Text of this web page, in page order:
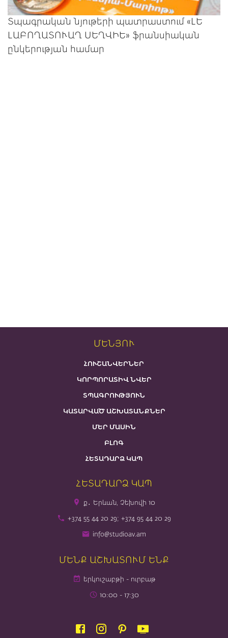
Տպագրական նյութերի պատրաստում «ԼԵ
ԼԱԲՈՂԱՏՈՒԱՂ ՍԵՂՎԻԵ» ֆրանսիական
ընկերության համար
ՄԵՆՅՈՒ
ՀՈՒՇԱՆՎԵՐՆԵՐ
ԿՈՐՊՈՐԱՏԻՎ ՆՎԵՐ
ՏՊԱԳՐՈՒԹՅՈՒՆ
ԿԱՏԱՐՎԱԾ ԱՇԽԱՏԱՆՔՆԵՐ
ՄԵՐ ՄԱՍԻՆ
ԲԼՈԳ
ՀԵՏԱԴԱՐՁ ԿԱՊ
ՀԵՏԱԴԱՐՁ ԿԱՊ
ք․ Երևան, Չեխովի 10
+374 55 44 20 29; +374 95 44 20 29
info@studioav.am
ՄԵՆՔ ԱՇԽԱՏՈՒՄ ԵՆՔ
երկուշաբթի - ուրբաթ
10։00 - 17։30